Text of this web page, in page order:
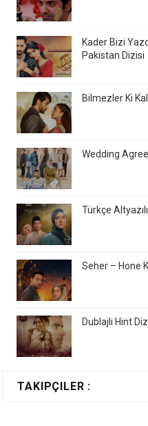
Kader Bizi
Pakistan Dizisi
Bilmezler Ki
Wedding
Türkçe
Seher – Hone
Dublajlı Hint
TAKIPÇILER :